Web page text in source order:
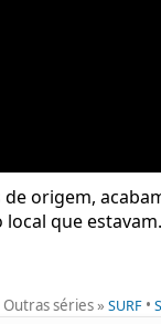
origem,
que
Outras séries »SURF •